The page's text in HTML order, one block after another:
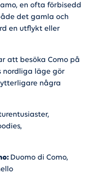
en ofta förbisedd
det gamla och
en utflykt eller
att besöka Como på
nordliga läge gör
några
Duomo di Como,